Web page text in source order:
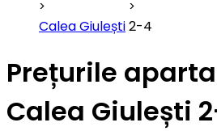
Calea Giulești2-4
Prețurile
Calea Giulești